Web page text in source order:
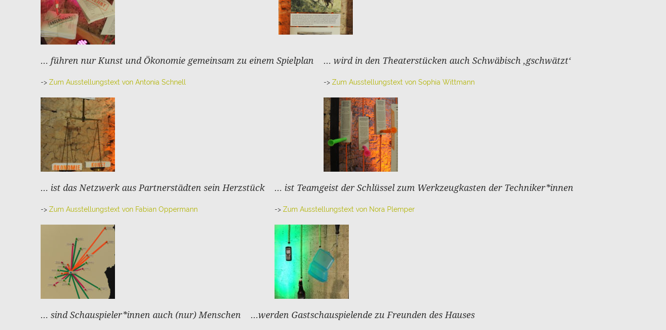
… führen nur Kunst und Ökonomie gemeinsam zu einem Spielplan
-> Zum Ausstellungstext von Antonia Schnell
… wird in den Theaterstücken auch Schwäbisch ‚gschwätzt‘
-> Zum Ausstellungstext von Sophia Wittmann
… ist das Netzwerk aus Partnerstädten sein Herzstück
-> Zum Ausstellungstext von Fabian Oppermann
… ist Teamgeist der Schlüssel zum Werkzeugkasten der Techniker*innen
-> Zum Ausstellungstext von Nora Plemper
… sind Schauspieler*innen auch (nur) Menschen …werden Gastschauspielende zu Freunden des Hauses